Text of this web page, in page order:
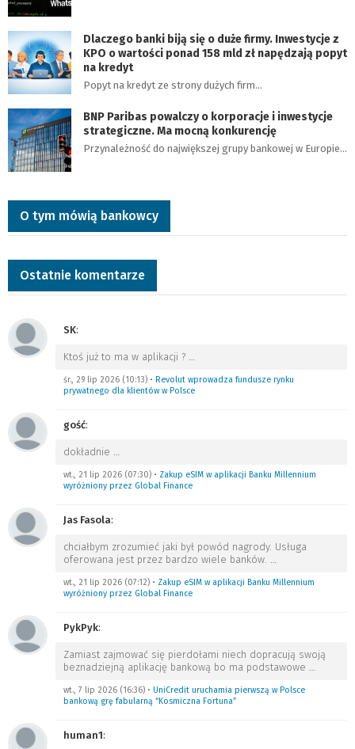
Dlaczego banki biją się o duże firmy. Inwestycje z
KPO o wartości ponad 158 mld zł napędzają popyt
na kredyt
Popyt na kredyt ze strony dużych firm…
BNP Paribas powalczy o korporacje i inwestycje
strategiczne. Ma mocną konkurencję
Przynależność do największej grupy bankowej w Europie…
O tym mówią bankowcy
Ostatnie komentarze
SK:
Ktoś już to ma w aplikacji ? …
śr., 29 lip 2026 (10:13) • Revolut wprowadza fundusze rynku
prywatnego dla klientów w Polsce
gość:
dokładnie …
wt., 21 lip 2026 (07:30) • Zakup eSIM w aplikacji Banku Millennium
wyróżniony przez Global Finance
Jas Fasola:
chciałbym zrozumieć jaki był powód nagrody. Usługa
oferowana jest przez bardzo wiele banków. …
wt., 21 lip 2026 (07:12) • Zakup eSIM w aplikacji Banku Millennium
wyróżniony przez Global Finance
PykPyk:
Zamiast zajmować się pierdołami niech dopracują swoją
beznadziejną aplikację bankową bo ma podstawowe …
wt., 7 lip 2026 (16:36) • UniCredit uruchamia pierwszą w Polsce
bankową grę fabularną “Kosmiczna Fortuna”
human1: